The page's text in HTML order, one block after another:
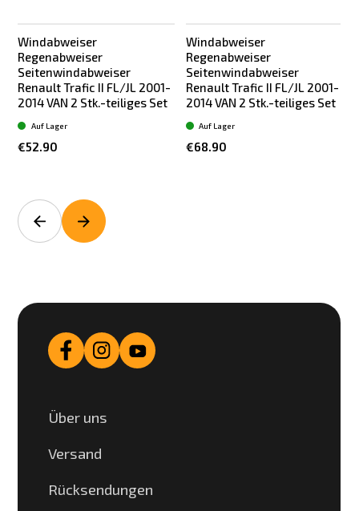
Windabweiser
Regenabweiser
Seitenwindabweiser
Renault Trafic II FL/JL 2001-
2014 VAN 2 Stk.-teiliges Set
€52.90
Auf Lager
Windabweiser
Regenabweiser
Seitenwindabweiser
Renault Trafic II FL/JL 2001-
2014 VAN 2 Stk.-teiliges Set
€68.90
Auf Lager
Über uns
Versand
Rücksendungen